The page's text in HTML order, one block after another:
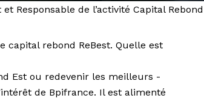
Responsable de l’activité Capital Rebond
capital rebond ReBest. Quelle est
Est ou redevenir les meilleurs -
de Bpifrance. Il est alimenté